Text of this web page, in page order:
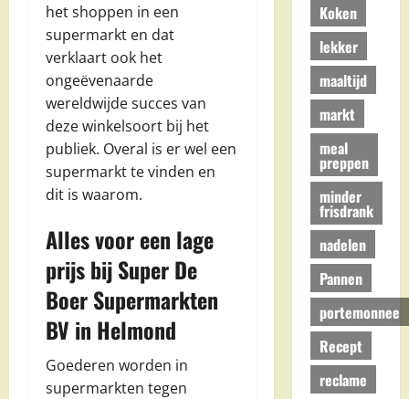
het shoppen in een
supermarkt en dat
verklaart ook het
ongeëvenaarde
wereldwijde succes van
deze winkelsoort bij het
publiek. Overal is er wel een
supermarkt te vinden en
dit is waarom.
Alles voor een lage
prijs bij Super De
Boer Supermarkten
BV in Helmond
Goederen worden in
supermarkten tegen
Koken
lekker
maaltijd
markt
meal
preppen
minder
frisdrank
nadelen
Pannen
portemonnee
Recept
reclame